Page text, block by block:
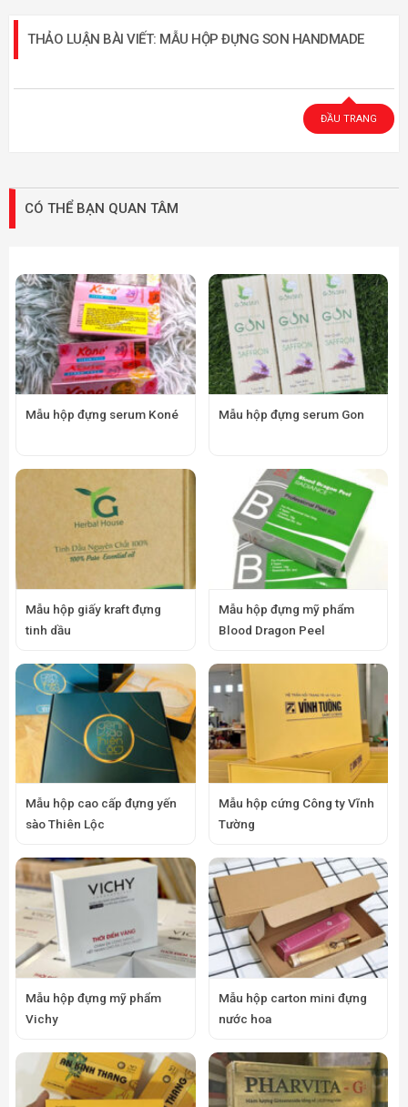
THẢO LUẬN BÀI VIẾT: MẪU HỘP ĐỰNG SON HANDMADE
ĐẦU TRANG
CÓ THỂ BẠN QUAN TÂM
Mẫu hộp đựng serum Koné Mẫu hộp đựng serum Gon
Mẫu hộp giấy kraft đựng
tinh dầu
Mẫu hộp đựng mỹ phẩm
Blood Dragon Peel
Mẫu hộp cao cấp đựng yến
sào Thiên Lộc
Mẫu hộp cứng Công ty Vĩnh
Tường
Mẫu hộp đựng mỹ phẩm
Vichy
Mẫu hộp carton mini đựng
nước hoa